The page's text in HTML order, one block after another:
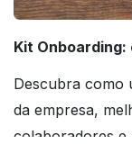
Kit Onboarding:
Descubra como
da empresa,
colaboradores e